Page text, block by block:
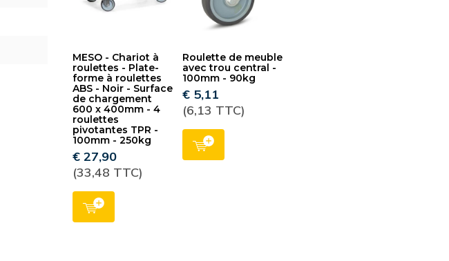
MESO - Chariot à
roulettes - Plate-
forme à roulettes
ABS - Noir - Surface
de chargement
600 x 400mm - 4
roulettes
pivotantes TPR -
100mm - 250kg
€ 27,90
(33,48 TTC)
Roulette de meuble
avec trou central -
100mm - 90kg
€ 5,11
(6,13 TTC)